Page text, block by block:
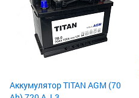
Аккумулятор TITAN AGM (70